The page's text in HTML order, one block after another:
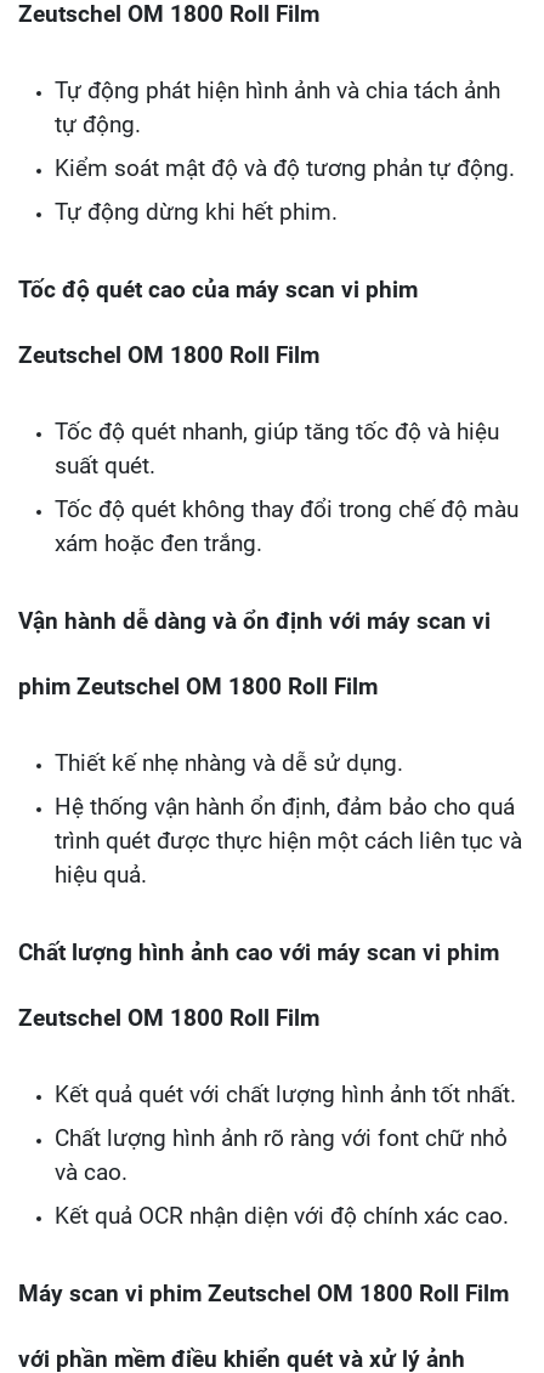
Zeutschel OM 1800 Roll Film
Tự động phát hiện hình ảnh và chia tách ảnh
tự động.
Kiểm soát mật độ và độ tương phản tự động.
Tự động dừng khi hết phim.
Tốc độ quét cao của máy scan vi phim
Zeutschel OM 1800 Roll Film
Tốc độ quét nhanh, giúp tăng tốc độ và hiệu
suất quét.
Tốc độ quét không thay đổi trong chế độ màu
xám hoặc đen trắng.
Vận hành dễ dàng và ổn định với máy scan vi
phim Zeutschel OM 1800 Roll Film
Thiết kế nhẹ nhàng và dễ sử dụng.
Hệ thống vận hành ổn định, đảm bảo cho quá
trình quét được thực hiện một cách liên tục và
hiệu quả.
Chất lượng hình ảnh cao với máy scan vi phim
Zeutschel OM 1800 Roll Film
Kết quả quét với chất lượng hình ảnh tốt nhất.
Chất lượng hình ảnh rõ ràng với font chữ nhỏ
và cao.
Kết quả OCR nhận diện với độ chính xác cao.
Máy scan vi phim Zeutschel OM 1800 Roll Film
với phần mềm điều khiển quét và xử lý ảnh